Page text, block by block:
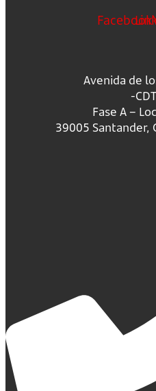
Facebook
Avenida de
-
Fase A –
39005 Santander,